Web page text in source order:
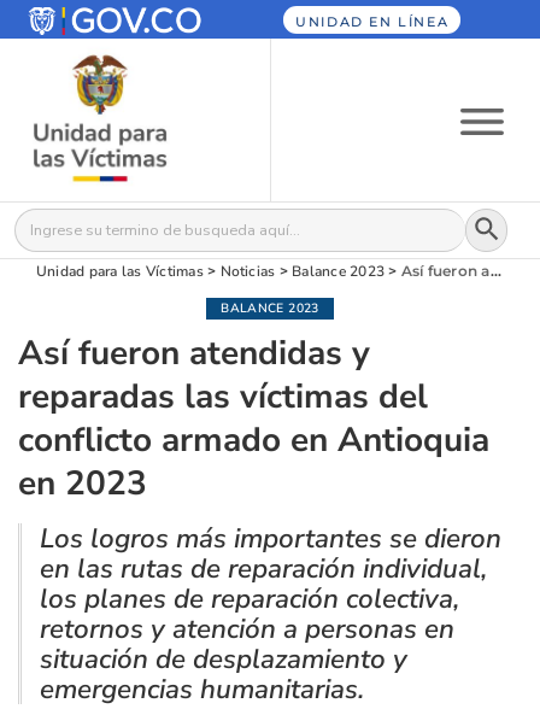
UNIDAD EN LÍNEA
Buscar: Botón
Unidad para las Víctimas> Noticias > Balance 2023 > Así fueron atendidas y reparadas las víctimas del conflicto armado en Antioquia en 2023
BALANCE 2023
Así fueron atendidas y
reparadas las víctimas del
conflicto armado en Antioquia
en 2023
Los logros más importantes se dieron
en las rutas de reparación individual,
los planes de reparación colectiva,
retornos y atención a personas en
situación de desplazamiento y
emergencias humanitarias.